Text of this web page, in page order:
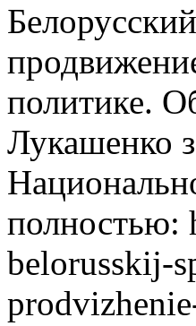
политике.
Лукашенко
полностью:
belorusskij-